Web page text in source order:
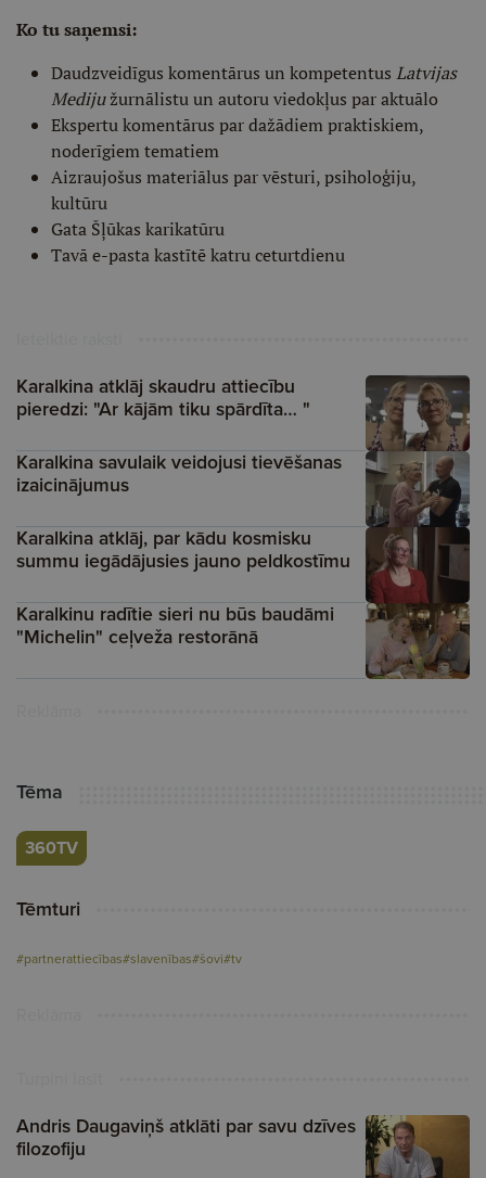
Ko tu saņemsi:
Daudzveidīgus komentārus un kompetentus Latvijas
Medijužurnālistu un autoru viedokļus par aktuālo
Ekspertu komentārus par dažādiem praktiskiem,
noderīgiem tematiem
Aizraujošus materiālus par vēsturi, psiholoģiju,
kultūru
Gata Šļūkas karikatūru
Tavā e-pasta kastītē katru ceturtdienu
Karalkina atklāj skaudru attiecību
pieredzi: "Ar kājām tiku spārdīta… "
Karalkina savulaik veidojusi tievēšanas
izaicinājumus
Karalkina atklāj, par kādu kosmisku
summu iegādājusies jauno peldkostīmu
Karalkinu radītie sieri nu būs baudāmi
"Michelin" ceļveža restorānā
Tēma
360TV
Tēmturi
#partnerattiecības#slavenības#šovi#tv
Andris Daugaviņš atklāti par savu dzīves
filozofiju